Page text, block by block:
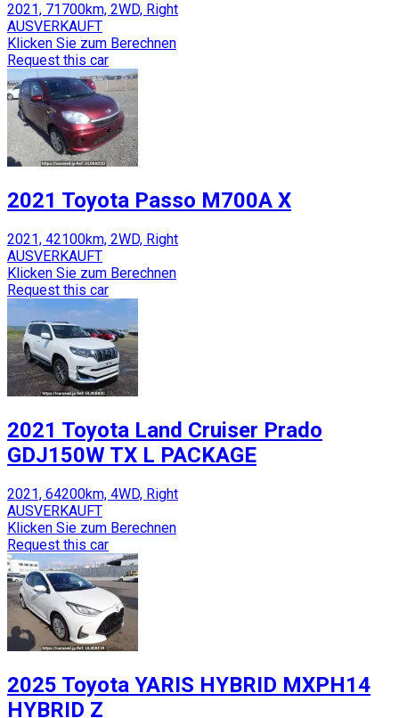
2021, 71700km, 2WD, Right
AUSVERKAUFT
Klicken Sie zum Berechnen
Request this car
2021 Toyota Passo M700A X
2021, 42100km, 2WD, Right
AUSVERKAUFT
Klicken Sie zum Berechnen
Request this car
2021 Toyota Land Cruiser Prado
GDJ150W TX L PACKAGE
2021, 64200km, 4WD, Right
AUSVERKAUFT
Klicken Sie zum Berechnen
Request this car
2025 Toyota YARIS HYBRID MXPH14
HYBRID Z